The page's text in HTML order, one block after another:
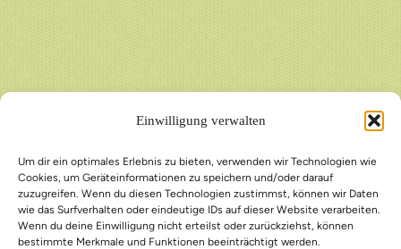
Einwilligung verwalten
Um dir ein optimales Erlebnis zu bieten, verwenden wir Technologien wie
Cookies, um Geräteinformationen zu speichern und/oder darauf
zuzugreifen. Wenn du diesen Technologien zustimmst, können wir Daten
wie das Surfverhalten oder eindeutige IDs auf dieser Website verarbeiten.
Wenn du deine Einwilligung nicht erteilst oder zurückziehst, können
bestimmte Merkmale und Funktionen beeinträchtigt werden.